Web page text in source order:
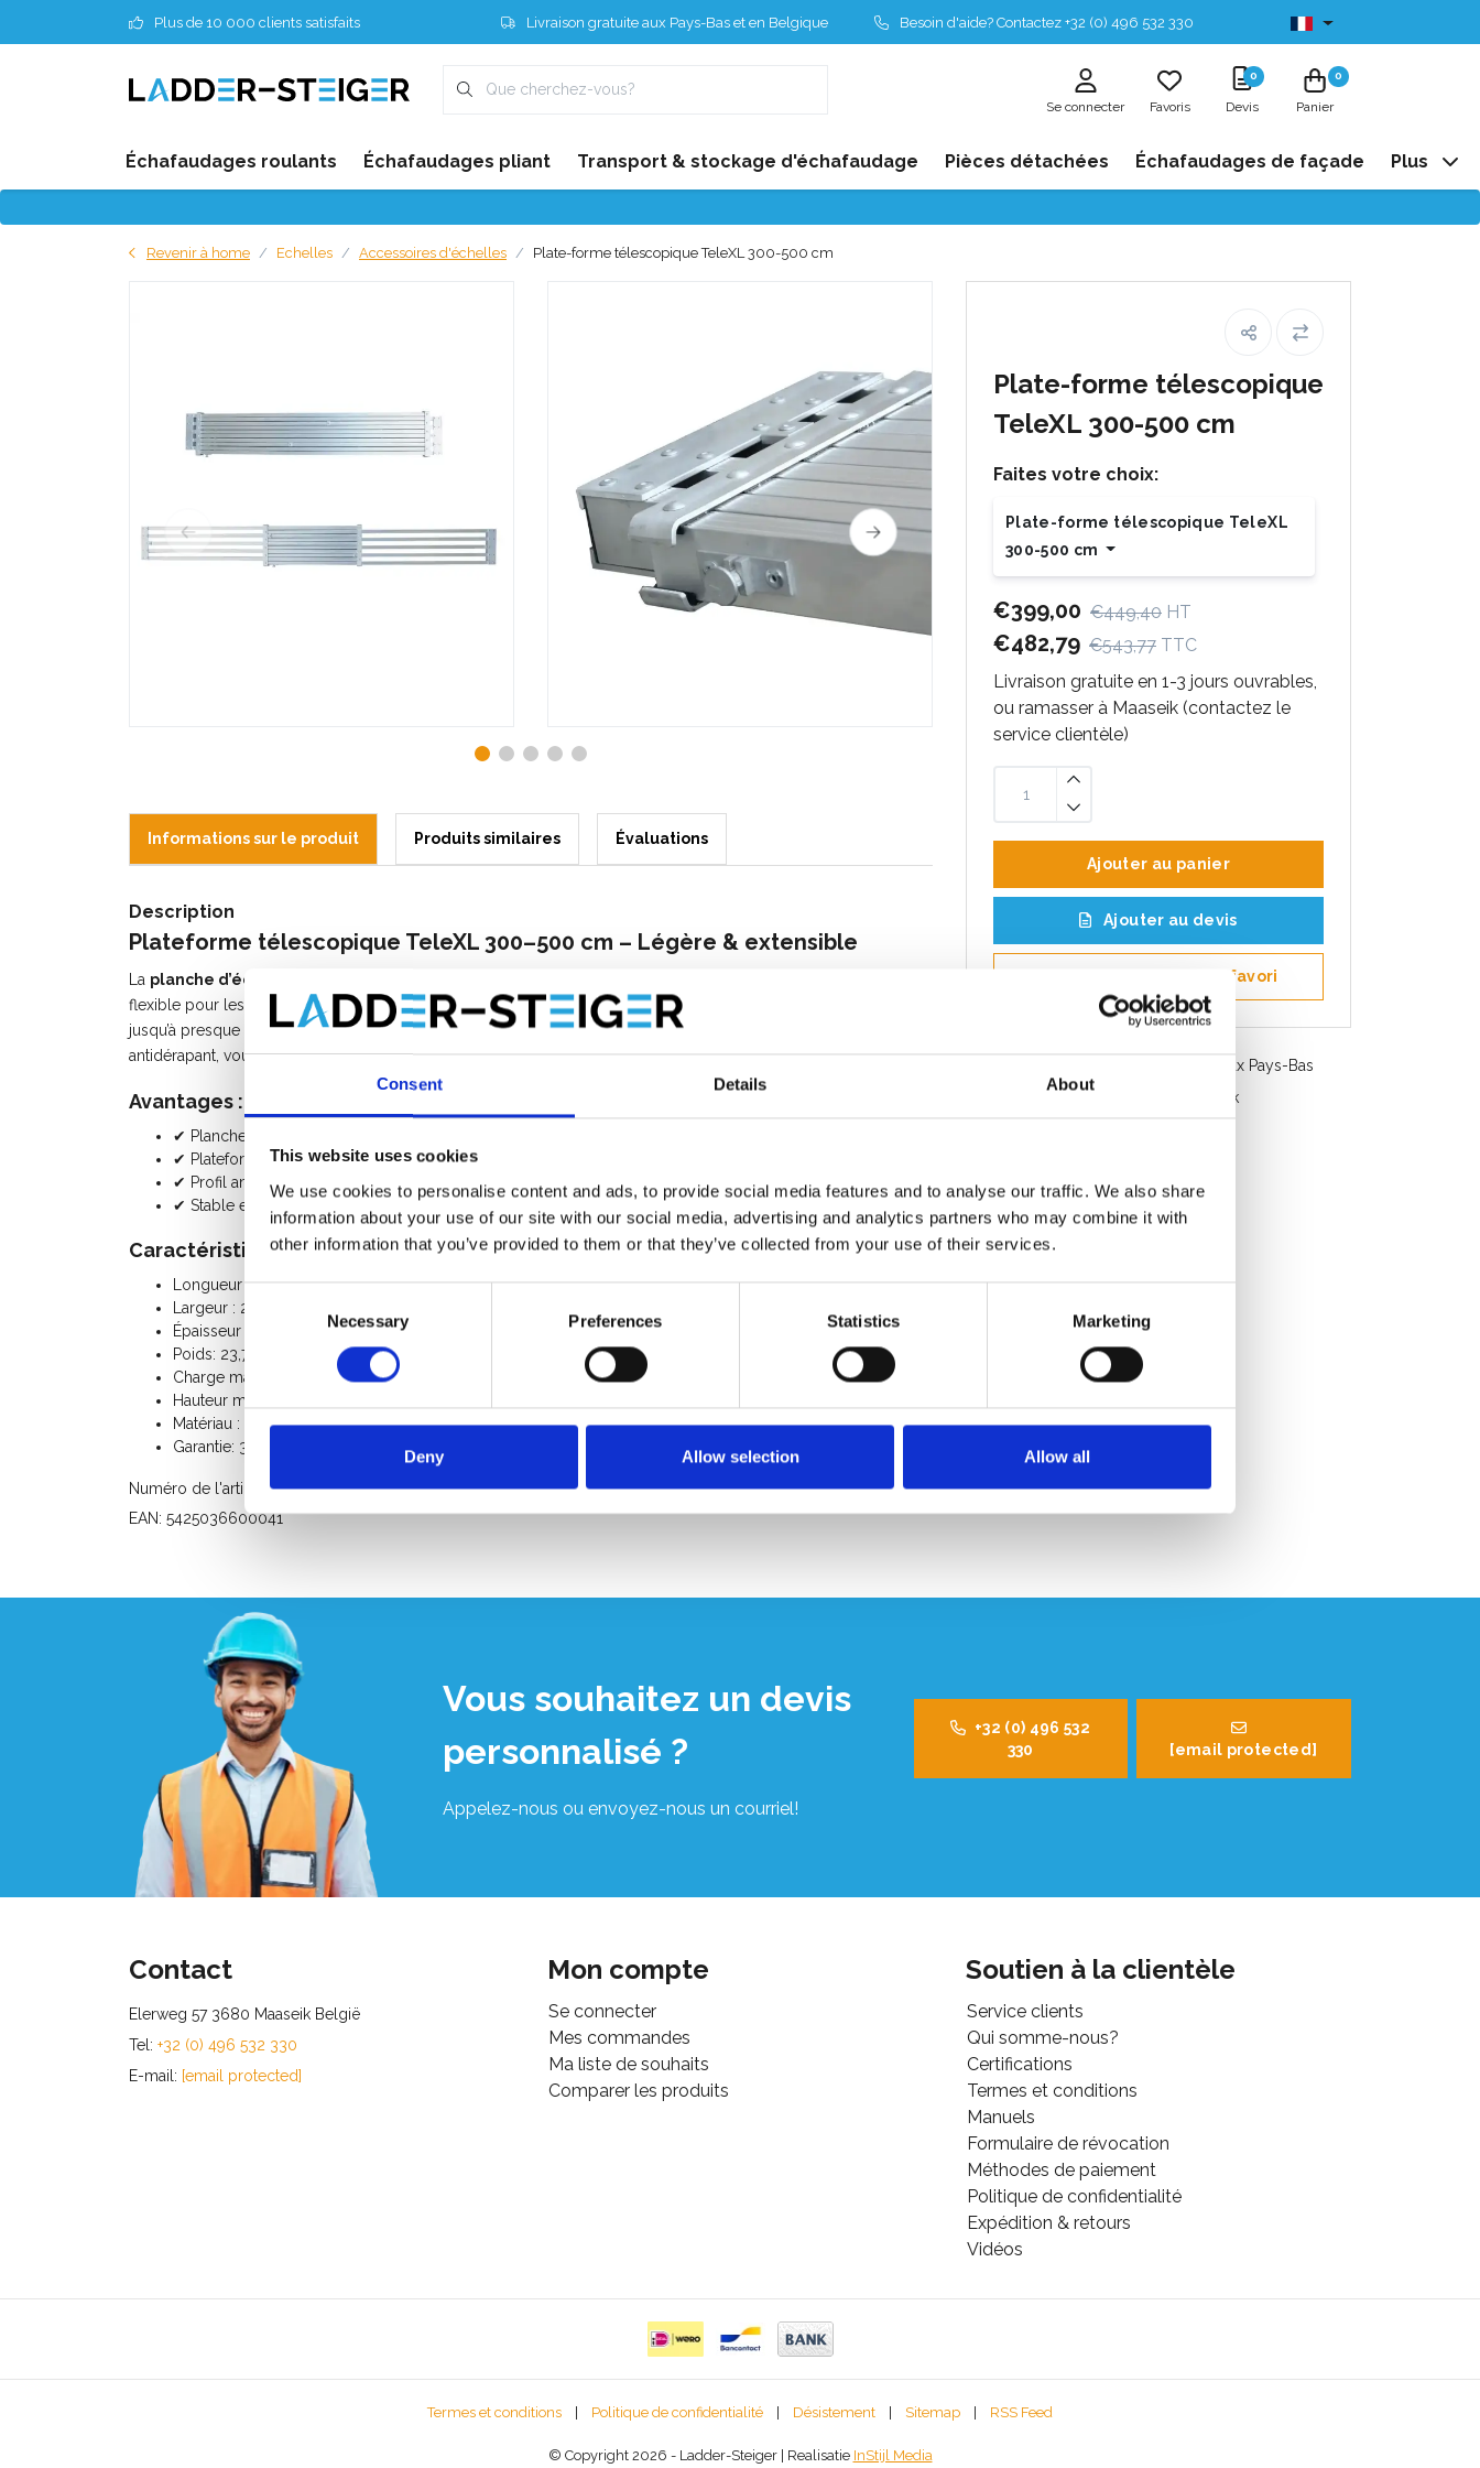
Consent Details About
This website uses cookies
We use cookies to personalise content and ads, to provide social media features and to analyse our traffic. We also share
information about your use of our site with our social media, advertising and analytics partners who may combine it with
other information that you’ve provided to them or that they’ve collected from your use of their services.
Necessary Preferences Statistics Marketing
Deny Allow selection Allow all
Plus de 10 000 clients satisfaits Livraison gratuite aux Pays-Bas et en Belgique Besoin d'aide? Contactez +32 (0) 496 532 330 Disponibles de stock
Se connecter Favoris
0
Devis
0
Panier
Échafaudages roulants Échafaudages pliant Transport & stockage d'échafaudage Pièces détachées Échafaudages de façade Plus
Revenir à home Echelles Accessoires d'échelles Plate-forme télescopique TeleXL 300-500 cm
Plate-forme télescopique
TeleXL 300-500 cm
Faites votre choix:
Plate-forme télescopique TeleXL
300-500 cm
€399,00 €449,40 HT
€482,79 €543,77 TTC
Livraison gratuite en 1-3 jours ouvrables,
ou ramasser à Maaseik (contactez le
service clientèle)
Ajouter au panier
Ajouter au devis
Enregistrer comme favori
Livraison gratuite en Belgique et aux Pays-Bas
Service rapide. Disponible en stock
Informations sur le produit Produits similaires Évaluations
Description
Plateforme télescopique TeleXL 300–500 cm – Légère & extensible
La planche d’échafaudage télescopique TeleXL 300–500 cm
flexible pour les travaux de longue durée. Fabriquée en aluminium, la plateforme est extensible en continu
jusqu’à presque le double de sa longueur et offre une stabilité maximale. Grâce à son poids léger et à son profil
antidérapant, vous travaillez en toute sécurité et efficacité en hauteur.
Avantages :
✔ Planche d’échafaudage télescopique extensible 300–500 cm
✔ Plateforme de travail légère en aluminium
✔ Profil antidérapant pour plus de sécurité
✔ Stable et durable – alternative aux planches d'échafaudage en bois
Caractéristiques techniques
Longueur : 300 - 500 cm (extensible)
Largeur : 29 - 33 cm
Épaisseur : 6 cm
Poids: 23,7 Kg
Charge maximale: 150 Kg
Hauteur maximale (sans main courante) : 1 m
Matériau : aluminium
Garantie: 3 ans
Numéro de l'article: TELEXL 300-500
EAN: 5425036600041
Vous souhaitez un devis
personnalisé ?
Appelez-nous ou envoyez-nous un courriel!
+32 (0) 496 532
330
[email protected]
Contact
Elerweg 57 3680 Maaseik België
Tel: +32 (0) 496 532 330
E-mail: [email protected]
Mon compte
Se connecter
Mes commandes
Ma liste de souhaits
Comparer les produits
Soutien à la clientèle
Service clients
Qui somme-nous?
Certifications
Termes et conditions
Manuels
Formulaire de révocation
Méthodes de paiement
Politique de confidentialité
Expédition & retours
Vidéos
Termes et conditions Politique de confidentialité Désistement Sitemap RSS Feed
© Copyright 2026 - Ladder-Steiger | Realisatie InStijl Media